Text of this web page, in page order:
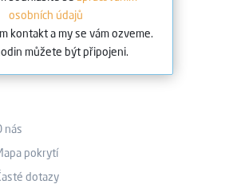
osobních údajů
kontakt a my se vám ozveme.
můžete být připojeni.
nás
pokrytí
dotazy